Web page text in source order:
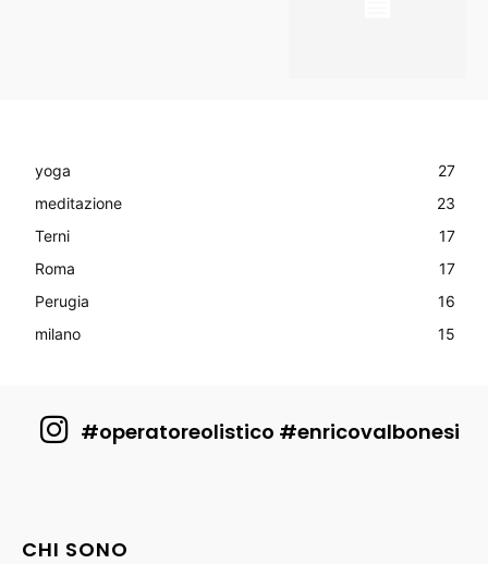
yoga
27
meditazione
23
Terni
17
Roma
17
Perugia
16
milano
15
#operatoreolistico #enricovalbonesi
CHI SONO